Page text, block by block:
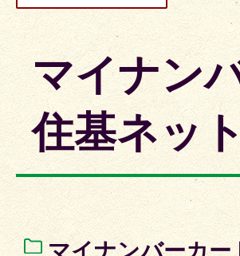
マイナン
住基ネッ
マイナンバーカー